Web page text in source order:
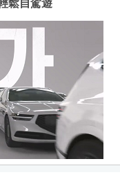
鬆自駕遊